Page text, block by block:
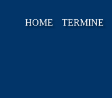
HOME TERMINE